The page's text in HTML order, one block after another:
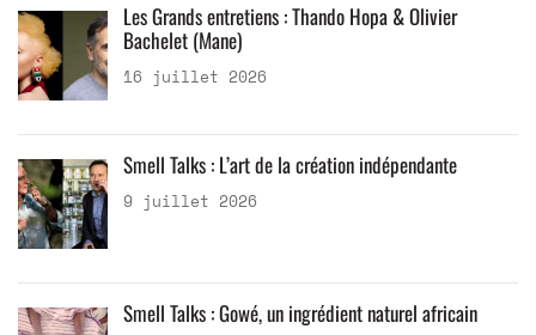
Les Grands entretiens : Thando Hopa & Olivier
Bachelet (Mane)
16 juillet 2026
Smell Talks : L’art de la création indépendante
9 juillet 2026
Smell Talks : Gowé, un ingrédient naturel africain